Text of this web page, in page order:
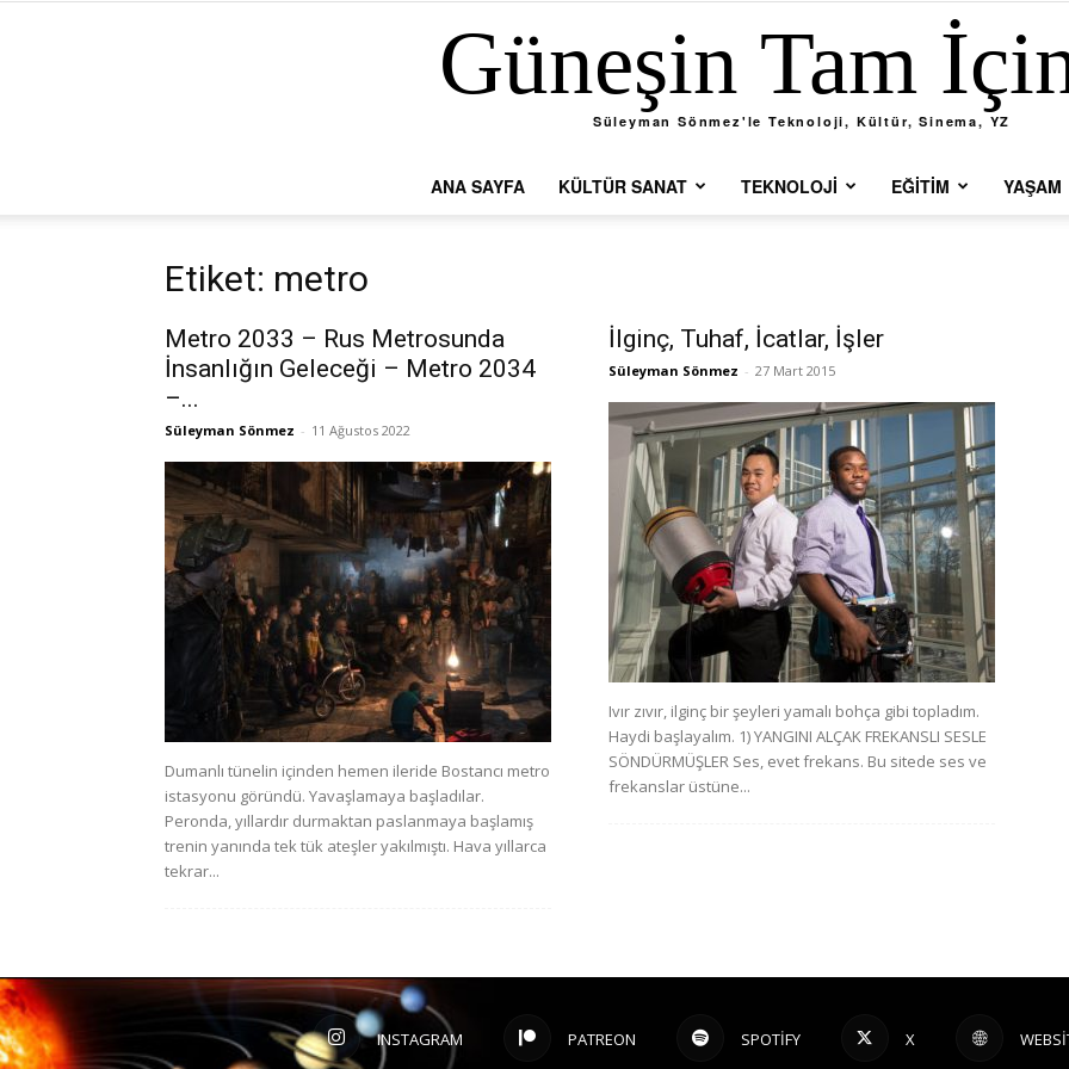
Güneşin Tam
Süleyman Sönmez'le Teknoloji, Kültür, Sinema, YZ
ANA SAYFA KÜLTÜR SANAT TEKNOLOJI EĞITIM YAŞAM
Etiket: metro
Metro 2033 – Rus Metrosunda
İnsanlığın Geleceği – Metro 2034
–...
Süleyman Sönmez - 11 Ağustos 2022
Dumanlı tünelin içinden hemen ileride Bostancı metro
istasyonu göründü. Yavaşlamaya başladılar.
Peronda, yıllardır durmaktan paslanmaya başlamış
trenin yanında tek tük ateşler yakılmıştı. Hava yıllarca
tekrar...
İlginç, Tuhaf, İcatlar, İşler
Süleyman Sönmez - 27 Mart 2015
Ivır zıvır, ilginç bir şeyleri yamalı bohça gibi topladım.
Haydi başlayalım. 1) YANGINI ALÇAK FREKANSLI SESLE
SÖNDÜRMÜŞLER Ses, evet frekans. Bu sitede ses ve
frekanslar üstüne...
INSTAGRAM PATREON SPOTIFY X